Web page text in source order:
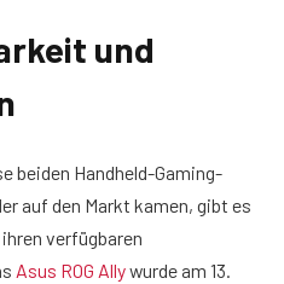
und
beiden Handheld-Gaming-
auf den Markt kamen, gibt es
verfügbaren
Asus ROG Allywurde am 13.